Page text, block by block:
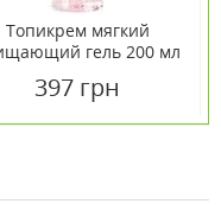
Топикрем мягкий
гель 200 мл
397 грн